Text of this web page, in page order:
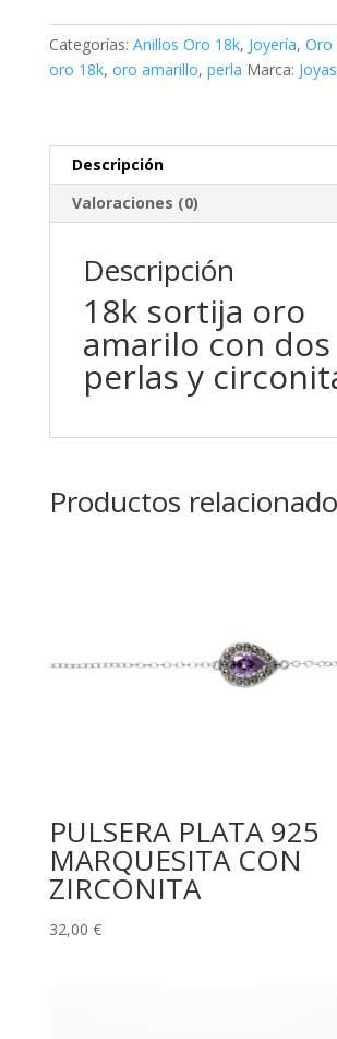
cantidad
Categorías: Anillos Oro 18k, Joyería, Oro
oro 18k, oro amarillo, perla Marca:
Descripción
Valoraciones (0)
Descripción
18k sortija oro
amarilo con dos
perlas y
Productos
PULSERA PLATA 925
MARQUESITA CON
ZIRCONITA
32,00 €